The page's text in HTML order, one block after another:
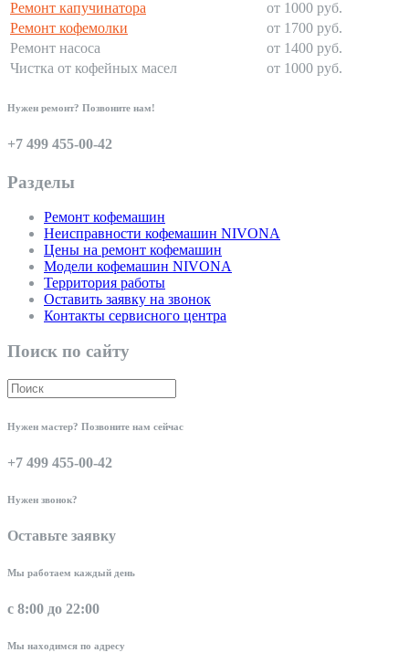
Ремонт капучинатора
от 1000 руб.
Ремонт кофемолки
от 1700 руб.
Ремонт насоса
от 1400 руб.
Чистка от кофейных масел
от 1000 руб.
Нужен ремонт? Позвоните нам!
+7 499 455-00-42
Разделы
Ремонт кофемашин
Неисправности кофемашин NIVONA
Цены на ремонт кофемашин
Модели кофемашин NIVONA
Территория работы
Оставить заявку на звонок
Контакты сервисного центра
Поиск по сайту
Нужен мастер? Позвоните нам сейчас
+7 499 455-00-42
Нужен звонок?
Оставьте заявку
Мы работаем каждый день
с 8:00 до 22:00
Мы находимся по адресу